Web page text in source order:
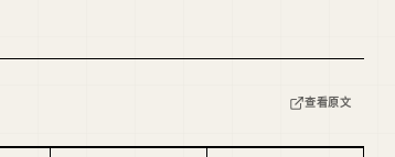
查看原文